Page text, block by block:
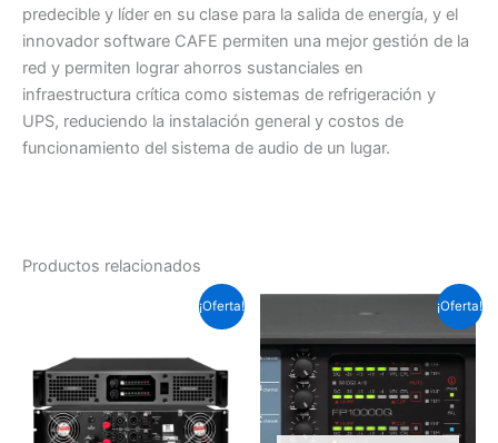
predecible y líder en su clase para la salida de energía, y el
innovador software CAFE permiten una mejor gestión de la
red y permiten lograr ahorros sustanciales en
infraestructura crítica como sistemas de refrigeración y
UPS, reduciendo la instalación general y costos de
funcionamiento del sistema de audio de un lugar.
Productos relacionados
¡Oferta!
era:
Soles
S/.3,953.7.
es:
Soles
S/.3,901.9.
¡Oferta!
El
original
Soles
S/.17,877.9.
El
actual
Soles
S/.15,249.0.